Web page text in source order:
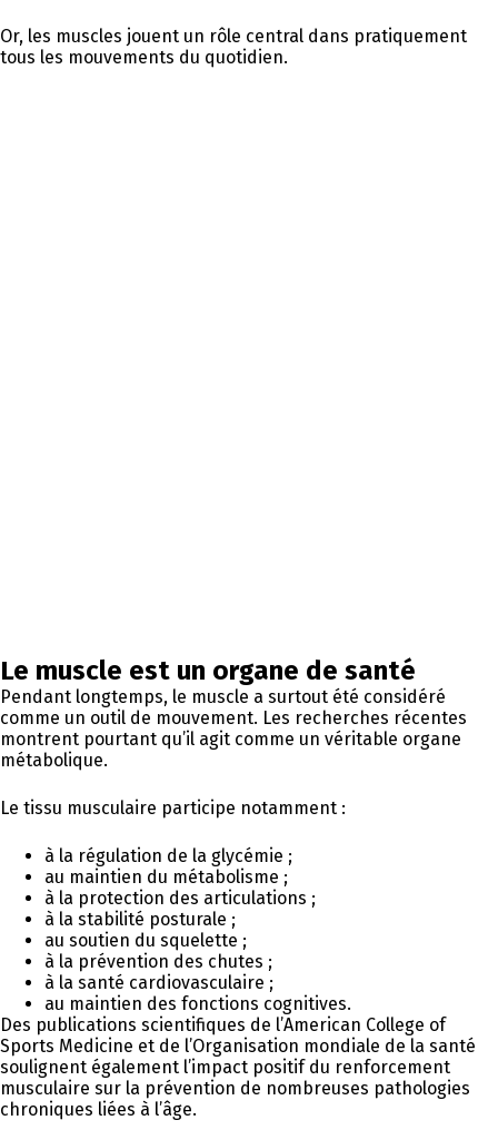
Or, les muscles jouent un rôle central dans pratiquement
tous les mouvements du quotidien.
Le muscle est un organe de santé
Pendant longtemps, le muscle a surtout été considéré
comme un outil de mouvement. Les recherches récentes
montrent pourtant qu’il agit comme un véritable organe
métabolique.
Le tissu musculaire participe notamment :
à la régulation de la glycémie ;
au maintien du métabolisme ;
à la protection des articulations ;
à la stabilité posturale ;
au soutien du squelette ;
à la prévention des chutes ;
à la santé cardiovasculaire ;
au maintien des fonctions cognitives.
Des publications scientifiques de l’American College of
Sports Medicine et de l’Organisation mondiale de la santé
soulignent également l’impact positif du renforcement
musculaire sur la prévention de nombreuses pathologies
chroniques liées à l’âge.